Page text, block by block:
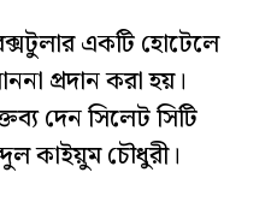
একটি হোটেলে
প্রদান করা হয়।
দেন সিলেট সিটি
কাইয়ুম চৌধুরী।